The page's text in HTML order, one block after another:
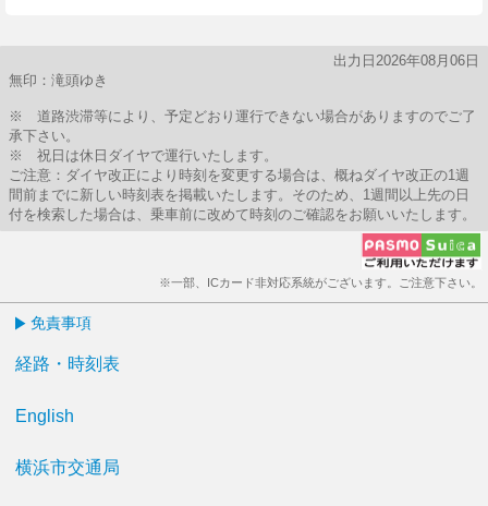
出力日2026年08月06日
無印：滝頭ゆき
※ 道路渋滞等により、予定どおり運行できない場合がありますのでご了
承下さい。
※ 祝日は休日ダイヤで運行いたします。
ご注意：ダイヤ改正により時刻を変更する場合は、概ねダイヤ改正の1週
間前までに新しい時刻表を掲載いたします。そのため、1週間以上先の日
付を検索した場合は、乗車前に改めて時刻のご確認をお願いいたします。
※一部、ICカード非対応系統がございます。ご注意下さい。
免責事項
経路・時刻表
English
横浜市交通局